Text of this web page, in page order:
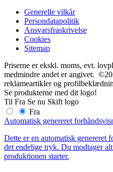
Generelle vilkår
Persondatapolitik
Ansvarsfraskrivelse
Cookies
Sitemap
Priserne er ekskl. moms, evt.
medmindre andet er angivet.
reklameartikler og
Se produkterne med dit logo!
Til Fra Se nu Skift logo
Fra
Automatisk genereret
Dette er en automatisk genereret
det endelige tryk. Du modtager
produktionen starter.